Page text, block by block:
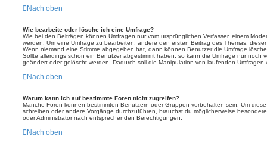
Nach oben
Wie bearbeite oder lösche ich eine Umfrage?
Wie bei den Beiträgen können Umfragen nur vom ursprünglichen Verfasser, einem
werden. Um eine Umfrage zu bearbeiten, ändere den ersten Beitrag des Themas;
Wenn niemand eine Stimme abgegeben hat, dann können Benutzer die Umfrage
Sollte allerdings schon ein Benutzer abgestimmt haben, so kann die Umfrage nur noch
geändert oder gelöscht werden. Dadurch soll die Manipulation von laufenden Umfragen
Nach oben
Warum kann ich auf bestimmte Foren nicht zugreifen?
Manche Foren können bestimmten Benutzern oder Gruppen vorbehalten sein. Um
schreiben oder andere Vorgänge durchzuführen, brauchst du möglicherweise
oder Administrator nach entsprechenden Berechtigungen.
Nach oben